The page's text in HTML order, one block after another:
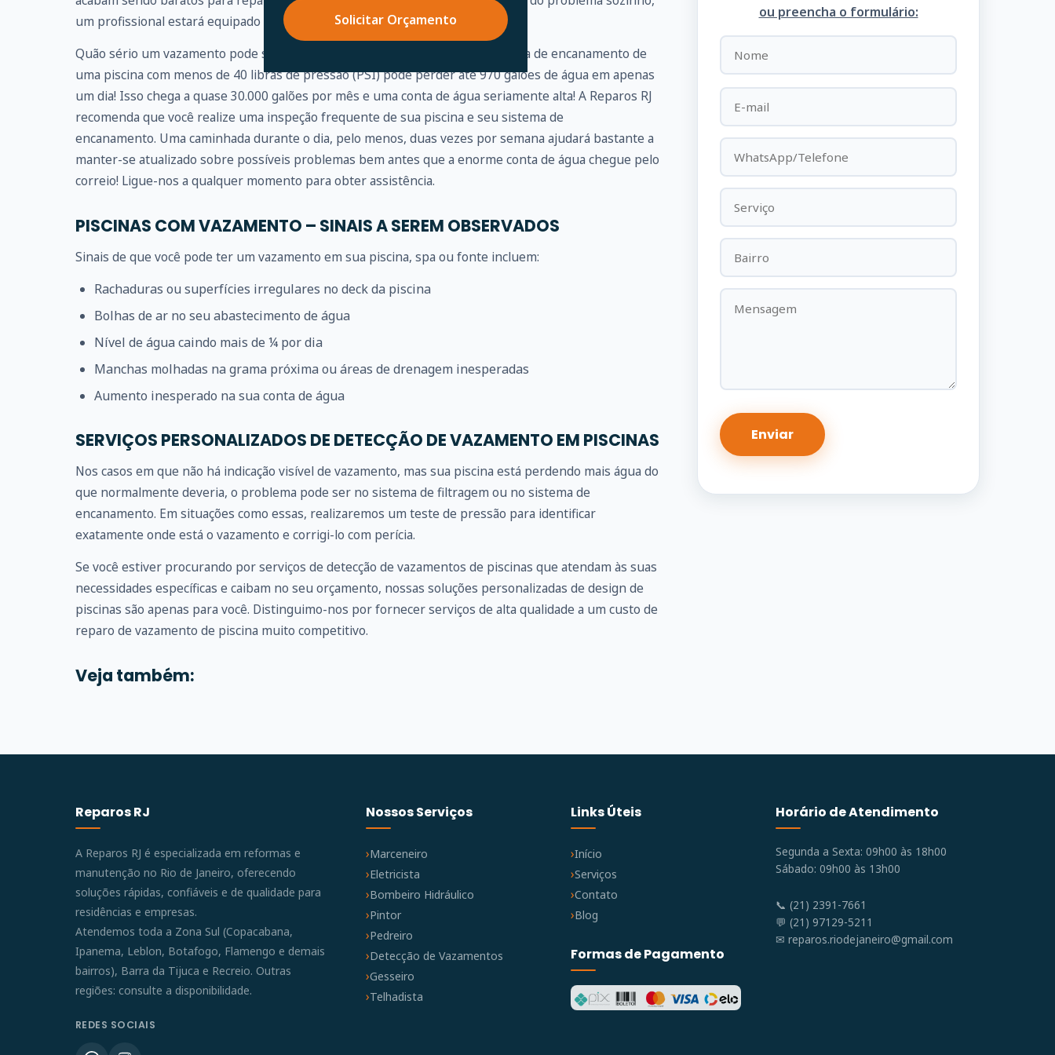
Solicitar Orçamento
um profissional estará equipado para fazer isso por você.
Quão sério um vazamento pode se tornar? Um pequeno vazamento no sistema de encanamento de
uma piscina com menos de 40 libras de pressão (PSI) pode perder até 970 galões de água em apenas
um dia! Isso chega a quase 30.000 galões por mês e uma conta de água seriamente alta! A Reparos RJ
recomenda que você realize uma inspeção frequente de sua piscina e seu sistema de
encanamento. Uma caminhada durante o dia, pelo menos, duas vezes por semana ajudará bastante a
manter-se atualizado sobre possíveis problemas bem antes que a enorme conta de água chegue pelo
correio! Ligue-nos a qualquer momento para obter assistência.
PISCINAS COM VAZAMENTO – SINAIS A SEREM OBSERVADOS
Sinais de que você pode ter um vazamento em sua piscina, spa ou fonte incluem:
Rachaduras ou superfícies irregulares no deck da piscina
Bolhas de ar no seu abastecimento de água
Nível de água caindo mais de ¼ por dia
Manchas molhadas na grama próxima ou áreas de drenagem inesperadas
Aumento inesperado na sua conta de água
SERVIÇOS PERSONALIZADOS DE DETECÇÃO DE VAZAMENTO EM PISCINAS
Nos casos em que não há indicação visível de vazamento, mas sua piscina está perdendo mais água do
que normalmente deveria, o problema pode ser no sistema de filtragem ou no sistema de
encanamento. Em situações como essas, realizaremos um teste de pressão para identificar
exatamente onde está o vazamento e corrigi-lo com perícia.
Se você estiver procurando por serviços de detecção de vazamentos de piscinas que atendam às suas
necessidades específicas e caibam no seu orçamento, nossas soluções personalizadas de design de
piscinas são apenas para você. Distinguimo-nos por fornecer serviços de alta qualidade a um custo de
reparo de vazamento de piscina muito competitivo.
Veja também:
ou preencha o formulário:
Reparos RJ
A Reparos RJ é especializada em reformas e
manutenção no Rio de Janeiro, oferecendo
soluções rápidas, confiáveis e de qualidade para
residências e empresas.
Atendemos toda a Zona Sul (Copacabana,
Ipanema, Leblon, Botafogo, Flamengo e demais
bairros), Barra da Tijuca e Recreio. Outras
regiões: consulte a disponibilidade.
REDES SOCIAIS
Nossos Serviços
Marceneiro
Eletricista
Bombeiro Hidráulico
Pintor
Pedreiro
Detecção de Vazamentos
Gesseiro
Telhadista
Links Úteis
Início
Serviços
Contato
Blog
Formas de Pagamento
Horário de Atendimento
Segunda a Sexta: 09h00 às 18h00
Sábado: 09h00 às 13h00
📞 (21) 2391-7661
💬 (21) 97129-5211
✉ reparos.riodejaneiro@gmail.com